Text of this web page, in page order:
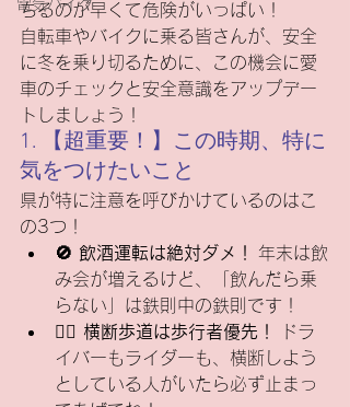
電気バイク
ちるのが早くて危険がいっぱい！
自転車やバイクに乗る皆さんが、安全
に冬を乗り切るために、この機会に愛
車のチェックと安全意識をアップデー
トしましょう！
1. 【超重要！】この時期、特に
気をつけたいこと
県が特に注意を呼びかけているのはこ
の3つ！
🚫 飲酒運転は絶対ダメ！
年末は飲
み会が増えるけど、「飲んだら乗
らない」は鉄則中の鉄則です！
🚶‍♂️ 横断歩道は歩行者優先！
ドラ
イバーもライダーも、横断しよう
としている人がいたら必ず止まっ